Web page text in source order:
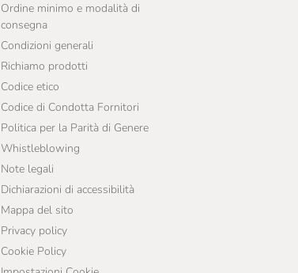
Ordine minimo e modalità di
consegna
Condizioni generali
Richiamo prodotti
Codice etico
Codice di Condotta Fornitori
Politica per la Parità di Genere
Whistleblowing
Note legali
Dichiarazioni di accessibilità
Mappa del sito
Privacy policy
Cookie Policy